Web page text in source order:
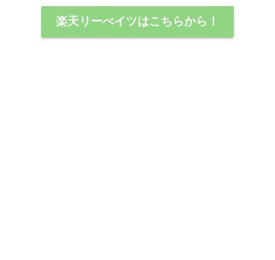
楽天リーべイツはこちらから！